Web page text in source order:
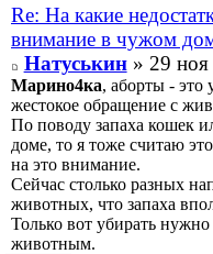
Re: На какие
внимание в чужом
Натуськин» 29 ноя
Марино4ка, аборты - это
жестокое обращение с
По поводу запаха кошек
доме, то я тоже считаю
на это внимание.
Сейчас столько разных
животных, что запаха
Только вот убирать нужно
животным.